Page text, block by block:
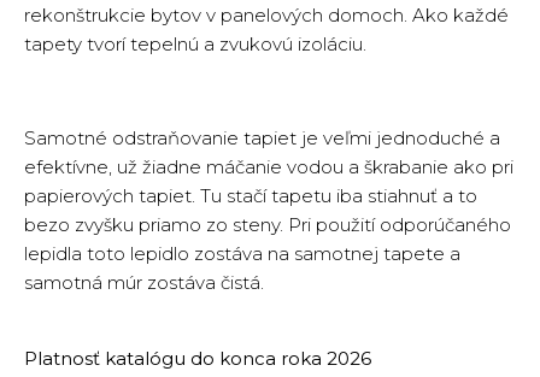
rekonštrukcie bytov v panelových domoch. Ako každé
tapety tvorí tepelnú a zvukovú izoláciu.
Samotné odstraňovanie tapiet je veľmi jednoduché a
efektívne, už žiadne máčanie vodou a škrabanie ako pri
papierových tapiet. Tu stačí tapetu iba stiahnuť a to
bezo zvyšku priamo zo steny. Pri použití odporúčaného
lepidla toto lepidlo zostáva na samotnej tapete a
samotná múr zostáva čistá.
Platnosť katalógu do konca roka 2026